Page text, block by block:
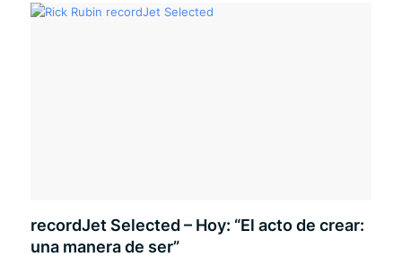
recordJet Selected – Hoy: “El acto de crear:
una manera de ser”